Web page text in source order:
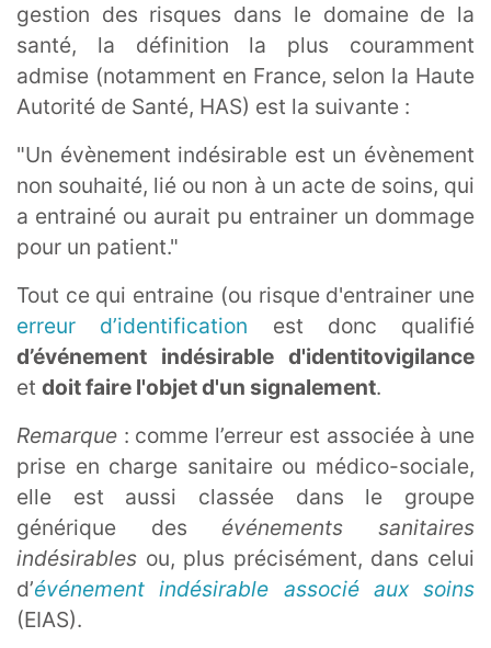
gestion des risques dans le domaine de la
santé, la définition la plus couramment
admise (notamment en France, selon la Haute
Autorité de Santé, HAS) est la suivante :
"Un évènement indésirable est un évènement
non souhaité, lié ou non à un acte de soins, qui
a entrainé ou aurait pu entrainer un dommage
pour un patient."
Tout ce qui entraine (ou risque d'entrainer une
erreur d’identification est donc qualifié
d’événement indésirable d'identitovigilance
et doit faire l'objet d'un signalement.
Remarque : comme l’erreur est associée à une
prise en charge sanitaire ou médico-sociale,
elle est aussi classée dans le groupe
générique des événements sanitaires
indésirables ou, plus précisément, dans celui
d’événement indésirable associé aux soins
(EIAS).